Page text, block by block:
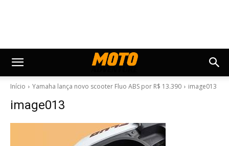
Início Yamaha lança novo scooter Fluo ABS por R$ 13.390 image013
image013